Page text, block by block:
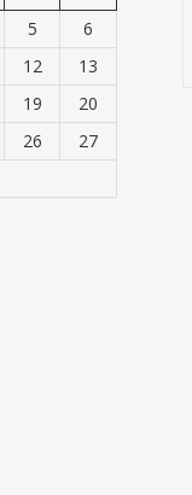
5
6
12
13
19
20
26
27